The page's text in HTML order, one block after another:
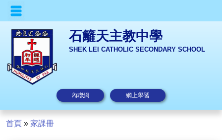
石籬天主教中學
SHEK LEI CATHOLIC SECONDARY SCHOOL
內聯網 網上學習
首頁 » 家課冊